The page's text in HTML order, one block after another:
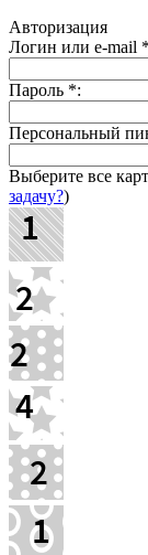
Авторизация
Логин или e-mail *
Пароль *:
Персональный
Выберите все
задачу?)